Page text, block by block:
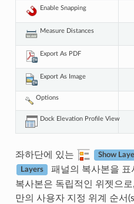
Enable Snapping
Measure Distances
Export As PDF
Export As Image
Options
Dock Elevation Profile View
좌하단에 있는 Show
Layers
패널의 복사본을 표
복사본은 독립적인 위젯으
만의 사용자 지정 위계 순서